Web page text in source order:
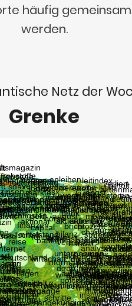
häufig
werden.
Netz der
Grenke